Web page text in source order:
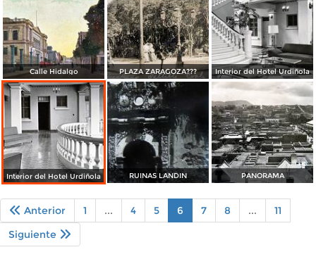
Calle Hidalgo PLAZA ZARAGOZA??? Interior del Hotel Urdiñola
Interior del Hotel Urdiñola RUINAS LANDIN PANORAMA
Anterior 1 ... 4 5 6 7 8 ...
11
Siguiente